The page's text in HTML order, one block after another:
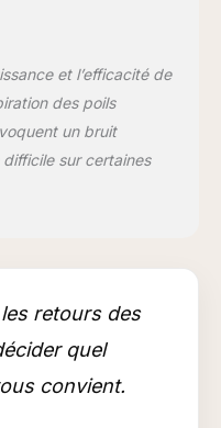
et l’efficacité de
des poils
un bruit
sur certaines
retours des
quel
convient.